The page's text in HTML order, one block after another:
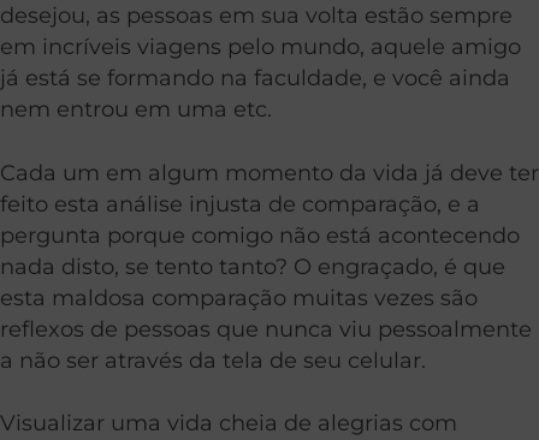
desejou, as pessoas em sua volta estão sempre
em incríveis viagens pelo mundo, aquele amigo
já está se formando na faculdade, e você ainda
nem entrou em uma etc.
Cada um em algum momento da vida já deve ter
feito esta análise injusta de comparação, e a
pergunta porque comigo não está acontecendo
nada disto, se tento tanto? O engraçado, é que
esta maldosa comparação muitas vezes são
reflexos de pessoas que nunca viu pessoalmente
a não ser através da tela de seu celular.
Visualizar uma vida cheia de alegrias com